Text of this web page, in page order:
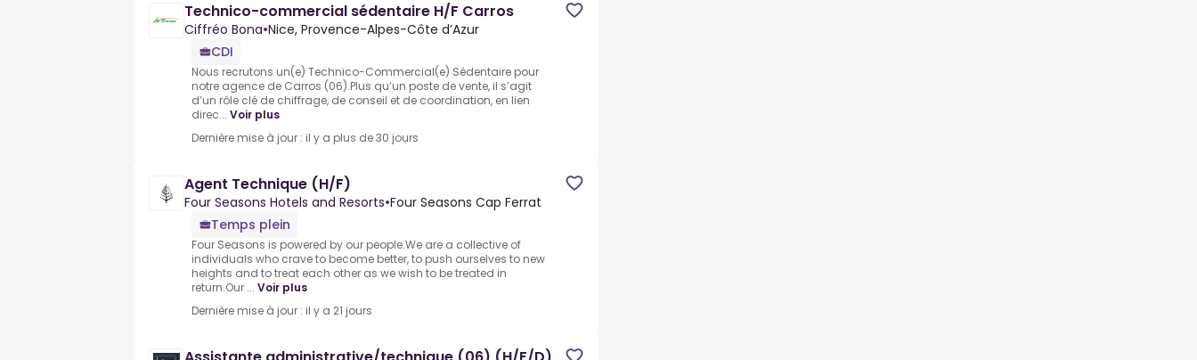
Technico-commercial sédentaire H/F Carros
Ciffréo Bona•Nice, Provence-Alpes-Côte d’Azur
CDI
Nous recrutons un(e) Technico-Commercial(e) Sédentaire pour
notre agence de Carros (06).Plus qu’un poste de vente, il s’agit
d’un rôle clé de chiffrage, de conseil et de coordination, en lien
direc... Voir plus
Dernière mise à jour : il y a plus de 30 jours
Agent Technique (H/F)
Four Seasons Hotels and Resorts•Four Seasons Cap Ferrat
Temps plein
Four Seasons is powered by our people.We are a collective of
individuals who crave to become better, to push ourselves to new
heights and to treat each other as we wish to be treated in
return.Our ... Voir plus
Dernière mise à jour : il y a 21 jours